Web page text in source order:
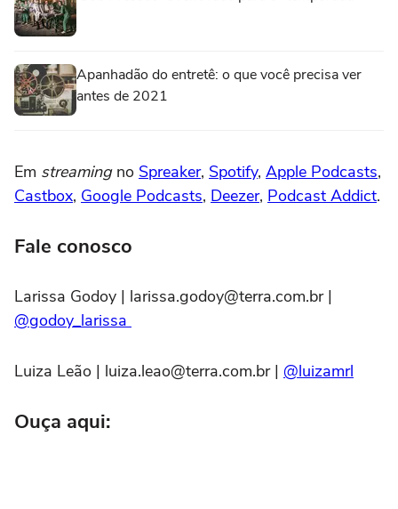
Apanhadão do entretê: o que você precisa ver
antes de 2021
Em streamingno Spreaker, Spotify, Apple Podcasts,
Castbox, Google Podcasts, Deezer, Podcast Addict.
Fale conosco
Larissa Godoy | larissa.godoy@terra.com.br |
@godoy_larissa
Luiza Leão | luiza.leao@terra.com.br | @luizamrl
Ouça aqui: